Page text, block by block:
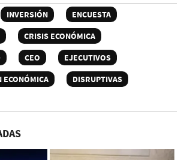
INVERSIÓN
ENCUESTA
CRISIS ECONÓMICA
CEO
EJECUTIVOS
ECONÓMICA
DISRUPTIVAS